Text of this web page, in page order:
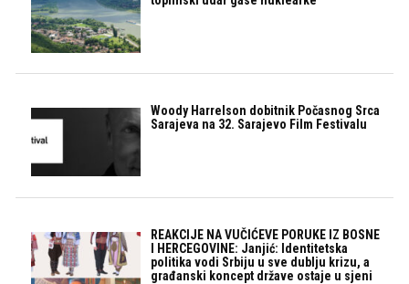
Woody Harrelson dobitnik Počasnog Srca
Sarajeva na 32. Sarajevo Film Festivalu
REAKCIJE NA VUČIĆEVE PORUKE IZ BOSNE
I HERCEGOVINE: Janjić: Identitetska
politika vodi Srbiju u sve dublju krizu, a
građanski koncept države ostaje u sjeni